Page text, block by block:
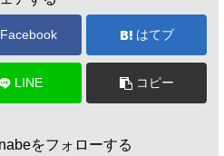
Facebook はてブ
LINE コピー
をフォローする